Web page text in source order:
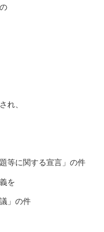
れ、
等に関する宣言」の件
を
」の件